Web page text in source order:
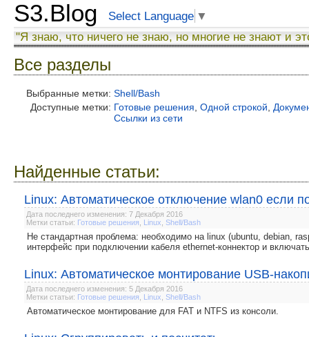
S3.Blog Select Language ▼
"Я знаю, что ничего не знаю, но многие не знают и
Все разделы
Выбранные метки: Shell/Bash
Доступные метки: Готовые решения Одной строкой
Ссылки из сети
Найденные статьи:
Linux: Автоматическое отключение wlan0 если
Дата последнего изменения: 7 Декабря 2016
Метки статьи: Готовые решения Linux Shell/Bash
Не стандартная проблема: необходимо на linux (ubuntu, debian,
интерфейс при подключении кабеля ethernet-коннектор и
Linux: Автоматическое монтирование USB-
Дата последнего изменения: 5 Декабря 2016
Метки статьи: Готовые решения Linux Shell/Bash
Автоматическое монтирование для FAT и NTFS из консоли.